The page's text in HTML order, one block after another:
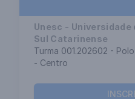
Unesc - Universidade
Sul Catarinense
Turma 001.202602 -
- Centro